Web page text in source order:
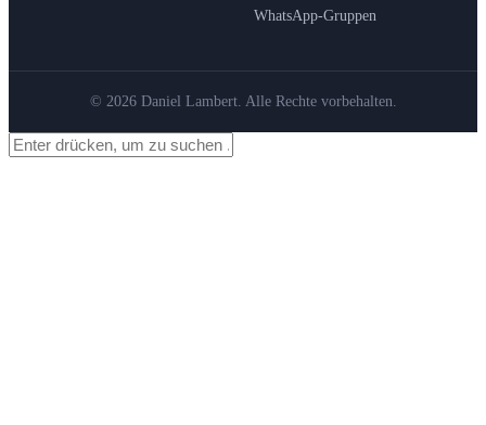
WhatsApp-Gruppen
© 2026 Daniel Lambert. Alle Rechte vorbehalten.